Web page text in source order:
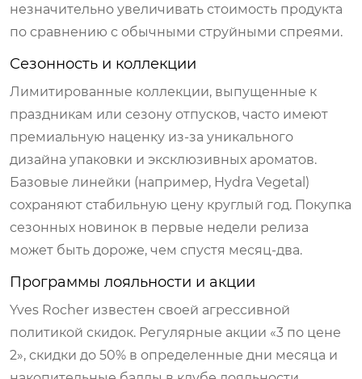
незначительно увеличивать стоимость продукта
по сравнению с обычными струйными спреями.
Сезонность и коллекции
Лимитированные коллекции, выпущенные к
праздникам или сезону отпусков, часто имеют
премиальную наценку из-за уникального
дизайна упаковки и эксклюзивных ароматов.
Базовые линейки (например, Hydra Vegetal)
сохраняют стабильную цену круглый год. Покупка
сезонных новинок в первые недели релиза
может быть дороже, чем спустя месяц-два.
Программы лояльности и акции
Yves Rocher известен своей агрессивной
политикой скидок. Регулярные акции «3 по цене
2», скидки до 50% в определенные дни месяца и